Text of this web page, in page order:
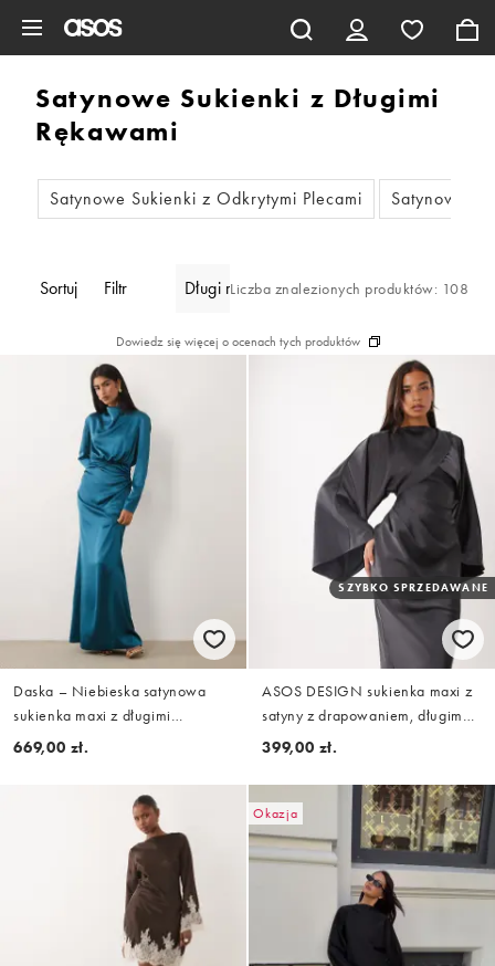
Satynowe Sukienki z Długimi
Rękawami
Satynowe Sukienki z Odkrytymi Plecami Satynowe
Sortuj Filtr Długi rękawLiczba znalezionych produktów: 108
Dowiedz się więcej o ocenach tych produktów
Daska – Niebieska satynowa
sukienka maxi z długimi
rękawami
669,00 zł.
SZYBKO SPRZEDAWANE
ASOS DESIGN sukienka maxi z
satyny z drapowaniem, długim
rękawem, kopertowym przodem i
399,00 zł.
Okazja